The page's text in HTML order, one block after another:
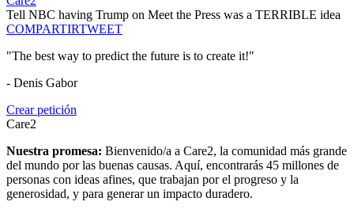
Tell NBC having Trump on Meet the Press was a TERRIBLE idea
COMPARTIRTWEET
"The best way to predict the future is to create it!"
- Denis Gabor
Crear petición
Care2
Nuestra promesa: Bienvenido/a a Care2, la comunidad más grande
del mundo por las buenas causas. Aquí, encontrarás 45 millones de
personas con ideas afines, que trabajan por el progreso y la
generosidad, y para generar un impacto duradero.